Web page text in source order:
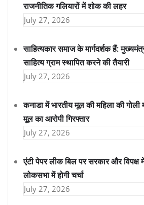
राजनीतिक गलियारों में शोक की लहर
July 27, 2026
साहित्यकार समाज के मार्गदर्शक हैं:
साहित्य ग्राम स्थापित करने की तैयारी
July 27, 2026
कनाडा में भारतीय मूल की महिला की गोली
मूल का आरोपी गिरफ्तार
July 27, 2026
एंटी पेपर लीक बिल पर सरकार और विपक्ष
लोकसभा में होगी चर्चा
July 27, 2026